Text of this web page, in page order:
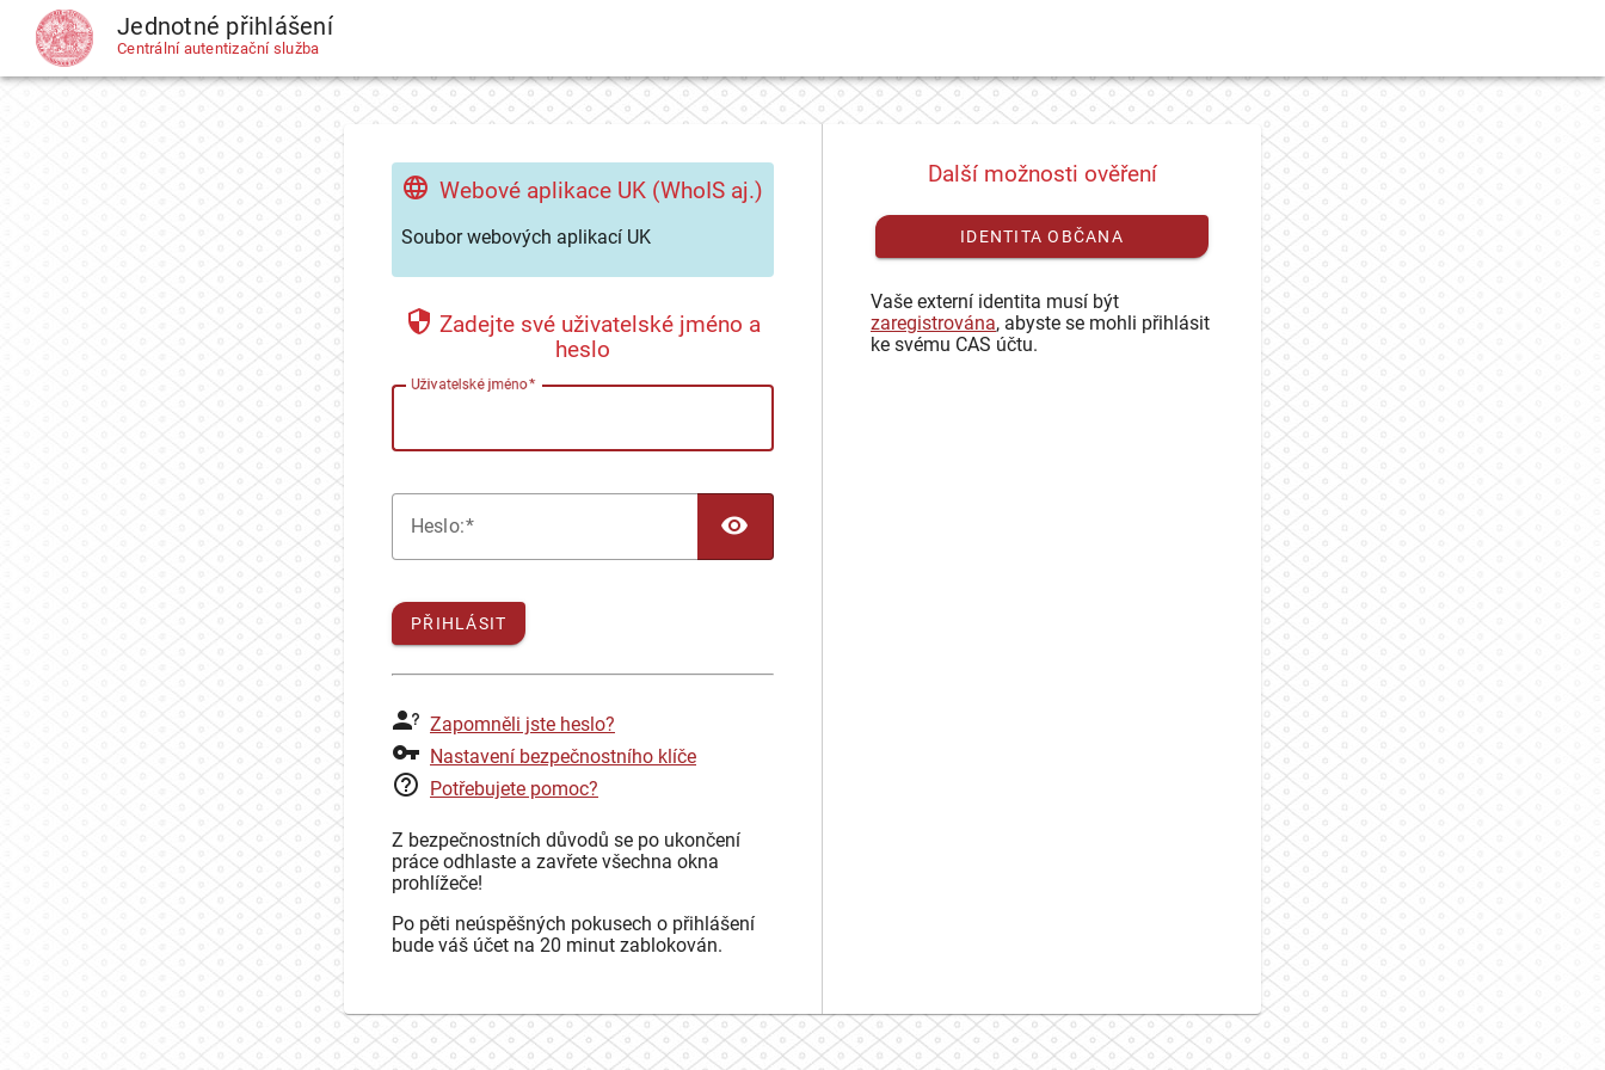
CAS Jednotné přihlášení
Centrální autentizační služba
Webové aplikace UK (WhoIS aj.)
Soubor webových aplikací UK
Zadejte své uživatelské jméno a
heslo
Uživatelské jméno
Heslo:
PŘIHLÁSIT
Zapomněli jste heslo?
Nastavení bezpečnostního klíče
Potřebujete pomoc?
Z bezpečnostních důvodů se po ukončení
práce odhlaste a zavřete všechna okna
prohlížeče!
Po pěti neúspěšných pokusech o přihlášení
bude váš účet na 20 minut zablokován.
Další možnosti ověření
IDENTITA OBČANA
Vaše externí identita musí být
zaregistrována, abyste se mohli přihlásit
ke svému CAS účtu.